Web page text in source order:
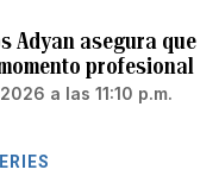
Adyan asegura que
profesional
a las 11:10 p.m.